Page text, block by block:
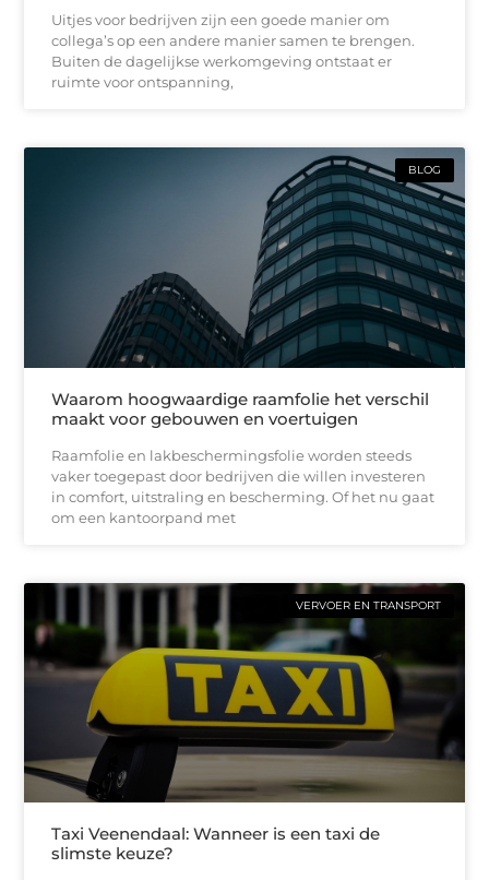
Uitjes voor bedrijven zijn een goede manier om
collega’s op een andere manier samen te brengen.
Buiten de dagelijkse werkomgeving ontstaat er
ruimte voor ontspanning,
BLOG
Waarom hoogwaardige raamfolie het verschil
maakt voor gebouwen en voertuigen
Raamfolie en lakbeschermingsfolie worden steeds
vaker toegepast door bedrijven die willen investeren
in comfort, uitstraling en bescherming. Of het nu gaat
om een kantoorpand met
VERVOER EN TRANSPORT
Taxi Veenendaal: Wanneer is een taxi de
slimste keuze?